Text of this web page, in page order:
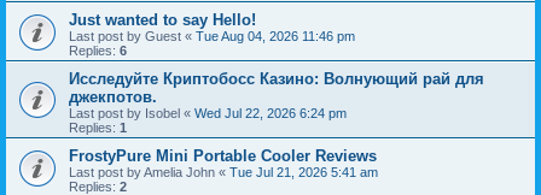
Just wanted to say Hello!
Last post by Guest « Tue Aug 04, 2026 11:46 pm
Replies: 6
Исследуйте Криптобосс Казино: Волнующий рай для
джекпотов.
Last post by Isobel « Wed Jul 22, 2026 6:24 pm
Replies: 1
FrostyPure Mini Portable Cooler Reviews
Last post byAmelia John « Tue Jul 21, 2026 5:41 am
Replies: 2